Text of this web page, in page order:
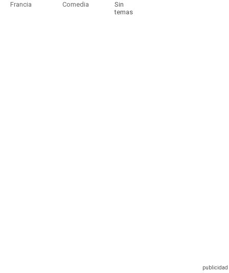
Francia Comedia
Sin
temas